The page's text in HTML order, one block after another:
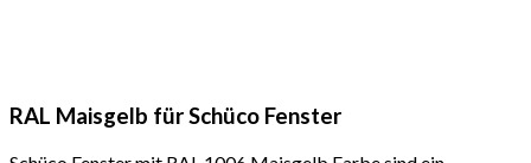
RAL Maisgelb für Schüco Fenster